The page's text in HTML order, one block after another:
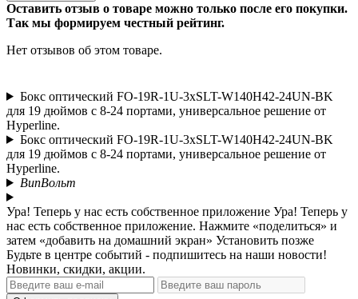
Оставить отзыв о товаре можно только после его покупки.
Так мы формируем честный рейтинг.
Нет отзывов об этом товаре.
Бокс оптический FO-19R-1U-3хSLT-W140H42-24UN-BK
для 19 дюймов с 8-24 портами, универсальное решение от
Hyperline.
Бокс оптический FO-19R-1U-3хSLT-W140H42-24UN-BK
для 19 дюймов с 8-24 портами, универсальное решение от
Hyperline.
ВипВольт
Ура! Теперь у нас есть собственное приложение Ура! Теперь у
нас есть собственное приложение. Нажмите «поделиться» и
затем «добавить на домашний экран» Установить позже
Будьте в центре событий - подпишитесь на наши новости!
Новинки, скидки, акции.